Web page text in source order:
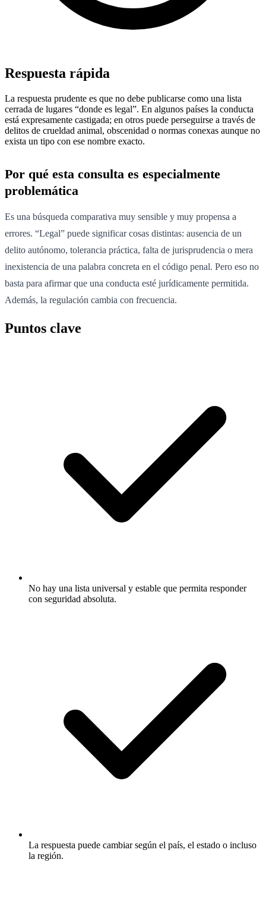
Respuesta rápida
La respuesta prudente es que no debe publicarse como una lista
cerrada de lugares “donde es legal”. En algunos países la conducta
está expresamente castigada; en otros puede perseguirse a través de
delitos de crueldad animal, obscenidad o normas conexas aunque no
exista un tipo con ese nombre exacto.
Por qué esta consulta es especialmente
problemática
Es una búsqueda comparativa muy sensible y muy propensa a
errores. “Legal” puede significar cosas distintas: ausencia de un
delito autónomo, tolerancia práctica, falta de jurisprudencia o mera
inexistencia de una palabra concreta en el código penal. Pero eso no
basta para afirmar que una conducta esté jurídicamente permitida.
Además, la regulación cambia con frecuencia.
Puntos clave
No hay una lista universal y estable que permita responder
con seguridad absoluta.
La respuesta puede cambiar según el país, el estado o incluso
la región.